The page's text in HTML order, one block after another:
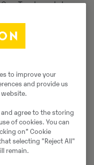
portalen,
i Borlänge och
både för kunden och
fått en felkod från
vad det är. Det kan
behöver bytas.
to improve your
and provide us
and agree to the storing
of cookies. You can
on” Cookie
selecting "Reject All"
remain.